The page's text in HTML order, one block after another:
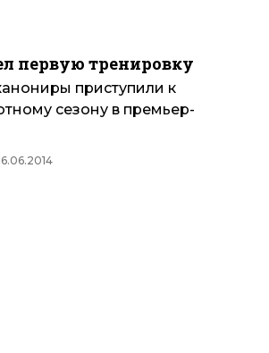
первую тренировку
приступили к
сезону в премьер-